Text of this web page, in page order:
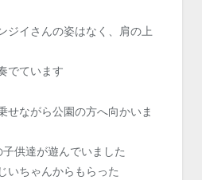
ジイさんの姿はなく、肩の上
でています
せながら公園の方へ向かいま
供達が遊んでいました
いちゃんからもらった